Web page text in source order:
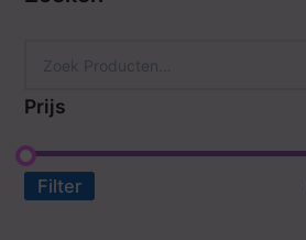
Prijs
Filter